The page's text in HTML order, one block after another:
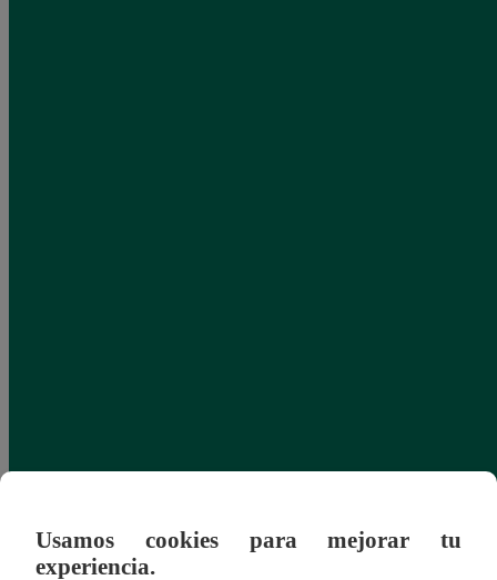
Usamos cookies para mejorar tu
experiencia.